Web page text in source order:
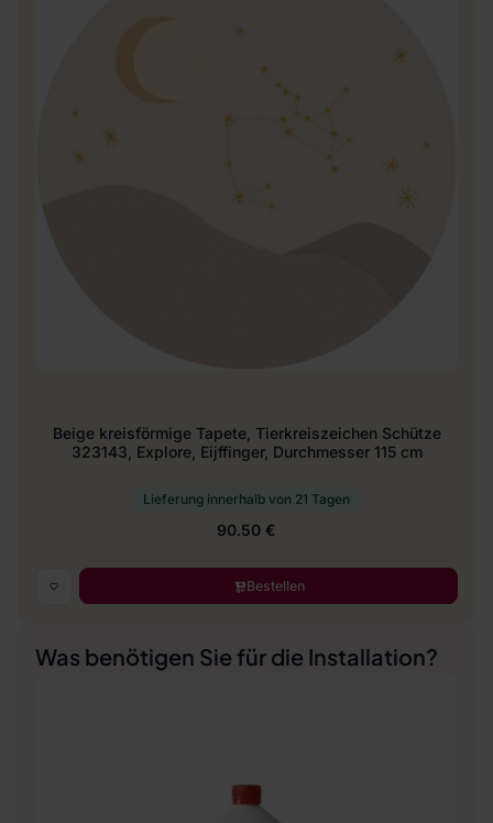
Beige kreisförmige Tapete, Tierkreiszeichen Schütze
323143, Explore, Eijffinger, Durchmesser 115 cm
Lieferung innerhalb von 21 Tagen
90.50 €
Bestellen
Was benötigen Sie für die Installation?